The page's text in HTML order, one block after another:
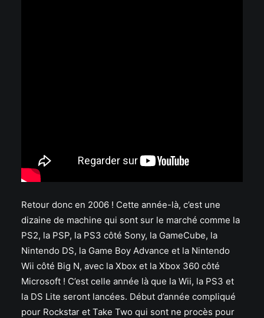
Retour donc en 2006 ! Cette année-là, c’est une
dizaine de machine qui sont sur le marché comme la
PS2, la PSP, la PS3 côté Sony, la GameCube, la
Nintendo DS, la Game Boy Advance et la Nintendo
Wii côté Big N, avec la Xbox et la Xbox 360 côté
Microsoft ! C’est celle année là que la Wii, la PS3 et
la DS Lite seront lancées. Début d’année compliqué
pour Rockstar et Take Two qui sont ne procès pour